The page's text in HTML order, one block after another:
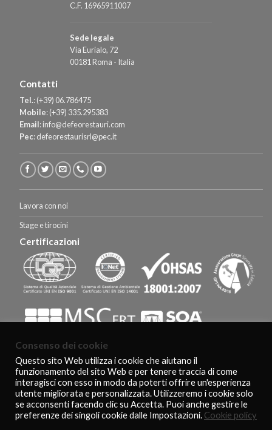
C.F. 16965911007
Sede legale
Via Eurialo, 72
00181 Roma - Italia
Contatti
Tel.:(+39) 06.786475
Mobile:(+39) 335.295383
Email:info@defeorestauri.com
Pec:defeorestaurisrl@pec.it
Lavora con noi
Stage e tirocini
Certificazioni
HOMEPAGE CERTIFICAZIONI E RICONOSCIMENTI
CLIENTI
AGEVOLAZIONI FISCALI
CONTATTI COOKIE POLICY PRIVACY POLICY
Copyright 2026 ©De Feo Restauri - www.defeorestauri.com - Credits:
gtomasselli.it
Consenso dei cookie
Questo sito Web utilizza i cookie che aiutano il
funzionamento del sito Web e per tenere traccia di come
interagisci con esso in modo da poterti offrire un'esperienza
utente migliorata e personalizzata. Utilizzeremo i cookie solo
se acconsenti facendo clic su Accetta. Puoi anche gestire le
preferenze dei singoli cookie dalle Impostazioni. Cookie policy